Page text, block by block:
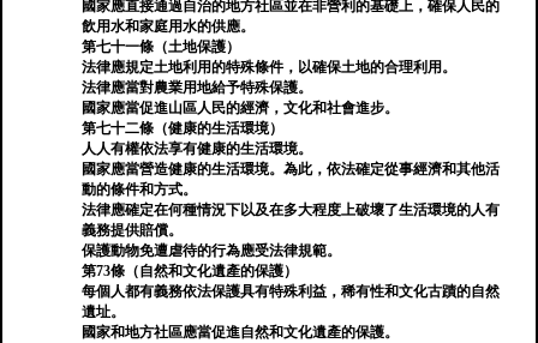
國家應直接通過自治的地方社區並在非營利的基礎上，確保人民的
飲用水和家庭用水的供應。
第七十一條（土地保護）
法律應規定土地利用的特殊條件，以確保土地的合理利用。
法律應當對農業用地給予特殊保護。
國家應當促進山區人民的經濟，文化和社會進步。
第七十二條（健康的生活環境）
人人有權依法享有健康的生活環境。
國家應當營造健康的生活環境。為此，依法確定從事經濟和其他活
動的條件和方式。
法律應確定在何種情況下以及在多大程度上破壞了生活環境的人有
義務提供賠償。
保護動物免遭虐待的行為應受法律規範。
第73條（自然和文化遺產的保護）
每個人都有義務依法保護具有特殊利益，稀有性和文化古蹟的自然
遺址。
國家和地方社區應當促進自然和文化遺產的保護。